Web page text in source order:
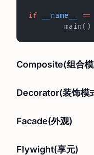
if __name__ ==
	main()
Composite(组合
Decorator(装饰模
Facade(外观)
Flywight(享元)